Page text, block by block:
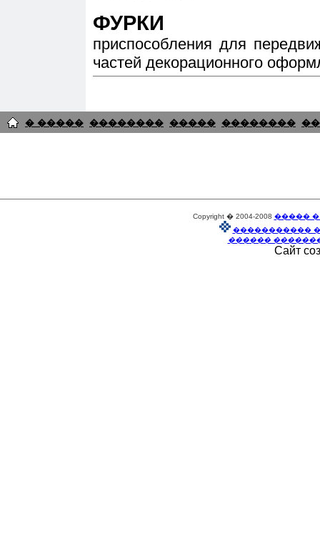
ФУРКИ
приспособления для
частей декорационного
� ����� �������� ����� ��������
Copyright � 2004-2008 �����
�����������
������
Сайт